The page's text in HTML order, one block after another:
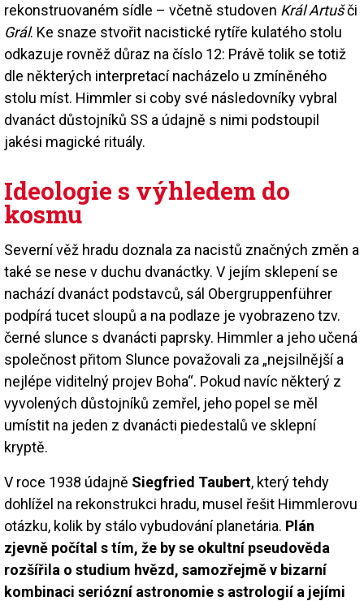
rekonstruovaném sídle – včetně studoven Král Artušči
Grál. Ke snaze stvořit nacistické rytíře kulatého stolu
odkazuje rovněž důraz na číslo 12: Právě tolik se totiž
dle některých interpretací nacházelo u zmíněného
stolu míst. Himmler si coby své následovníky vybral
dvanáct důstojníků SS a údajně s nimi podstoupil
jakési magické rituály.
Ideologie s výhledem do
kosmu
Severní věž hradu doznala za nacistů značných změn a
také se nese v duchu dvanáctky. V jejím sklepení se
nachází dvanáct podstavců, sál Obergruppenführer
podpírá tucet sloupů a na podlaze je vyobrazeno tzv.
černé slunce s dvanácti paprsky. Himmler a jeho učená
společnost přitom Slunce považovali za „nejsilnější a
nejlépe viditelný projev Boha“. Pokud navíc některý z
vyvolených důstojníků zemřel, jeho popel se měl
umístit na jeden z dvanácti piedestalů ve sklepní
kryptě.
V roce 1938 údajně Siegfried Taubert, který tehdy
dohlížel na rekonstrukci hradu, musel řešit Himmlerovu
otázku, kolik by stálo vybudování planetária. Plán
zjevně počítal s tím, že by se okultní pseudověda
rozšířila o studium hvězd, samozřejmě v bizarní
kombinaci seriózní astronomie s astrologií a jejími